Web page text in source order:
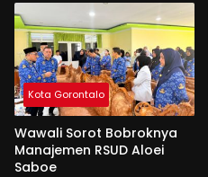
Kota Gorontalo
Wawali Sorot Bobroknya
Manajemen RSUD Aloei
Saboe